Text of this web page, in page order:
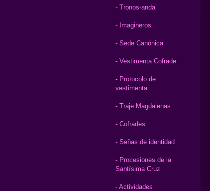
- Tronos-anda
- Imagineros
- Sede Canónica
- Vestimenta Cofrade
- Protocolo de
vestimenta
- Traje Magdalenas
- Cofrades
- Señas de identidad
- Procesiones de la
Santísima Cruz
- Actividades